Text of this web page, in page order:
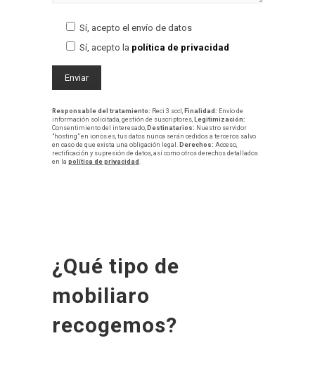
Sí, acepto el envío de datos
Sí, acepto la política de privacidad
Responsable del tratamiento: Reci 3 sccl, Finalidad: Envío de
información solicitada, gestión de suscriptores,
Legitimización:
Consentimiento del interesado, Destinatarios: Nuestro servidor
"hosting" en ionos.es, tus datos nunca serán cedidos a terceros salvo
en caso de que exista una obligación legal.
Derechos: Acceso,
rectificación y supresión de datos, así como otros derechos detallados
en la política de privacidad
¿Qué tipo de
mobiliaro
recogemos?